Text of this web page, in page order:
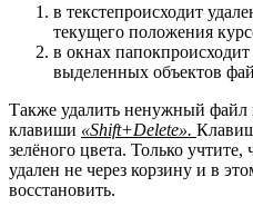
в текстепроисходит
текущего положения
в окнах
выделенных объектов
Также удалить ненужный
клавиши «Shift+Delete».
зелёного цвета. Только учтите,
удален не через корзину и в
восстановить.